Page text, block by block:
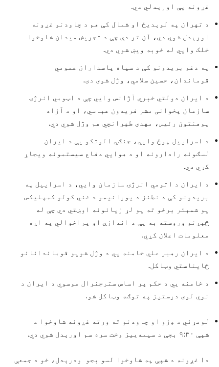
غږونه ‌یې اورېدلي دي.
د تهران په لوېدیځ او شمال کې هم د چاودنو غږونه
اورېدل شوي دي، آن تر دې چې د تجریش میدان شاوخوا
خلک وايي له خوبه ویښ شوي دي.
په دغو بریدونو کې د سپاه پاسداران عمومي
قوماندان، حسین سلامي، وژل شوی دی.
د ایران دولتي خبري آژانس وایي چې د اټومي انرژۍ
سازمان پخوانی مشر فریدون عباسي، او د آزاد
پوهنتون رئیس، مهدی طهرانچي هم وژل شوي دي.
د اسراییل پوځ وايي، جنګي الوتکو یې د ایران
لسګونه رادارونه او د هوايي دفاع سیستمونه ویجاړ
کړي دي.
د ایران د اتومي انرژۍ سازمان وايي، د اسراییل په
بریدونو کې د نطنز د یورانیمو د غني کولو کمپلیکس
یو شمېئر برخو ته یو لړ زیانونه اوښتي دي چې له
څېړنو وروسته به یې د اندازې او پراخوالي په اړه
معلومات اعلان کړي.
د ایران رهبر علي خامنه يي د وژل شویو قوماندانانو
ځایناستي وټاکل.
د خامنه يي د حکم پر اساس سترجنرال موسوي د ایران د
نوي لوی درستیز په توګه وټاکل شو.
لومړني د ډزو او چاودنو ته ورته غږونه شاوخوا د
شپې ۹:۳۰ بجې د سیمه‌ییز وخت سره سم اورېدل شوي دي.
دا غږونه د شپې په شاوخوا لسو بجو ودرېدل، خو د جمعې